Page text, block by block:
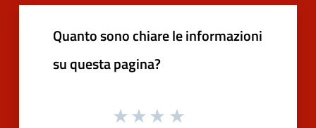
Quanto sono chiare le informazioni
su questa pagina?